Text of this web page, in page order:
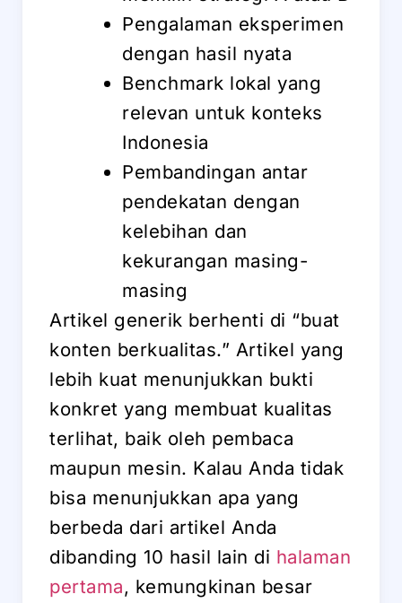
Pengalaman eksperimen
dengan hasil nyata
Benchmark lokal yang
relevan untuk konteks
Indonesia
Pembandingan antar
pendekatan dengan
kelebihan dan
kekurangan masing-
masing
Artikel generik berhenti di “buat
konten berkualitas.” Artikel yang
lebih kuat menunjukkan bukti
konkret yang membuat kualitas
terlihat, baik oleh pembaca
maupun mesin. Kalau Anda tidak
bisa menunjukkan apa yang
berbeda dari artikel Anda
dibanding 10 hasil lain di halaman
pertama, kemungkinan besar